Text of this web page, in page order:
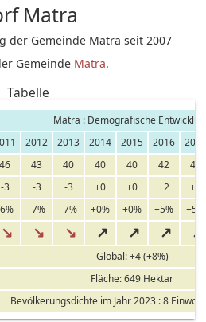
Matra
der Gemeinde Matra seit 2007
Gemeinde Matra.
Tabelle
Matra : Demografische
2012 2013 2014 2015 2016
46 43 40 40 40 42
44
-3 -3 -3 +0 +0 +2
+2
-7% -7% +0% +0% +5%
+5%
↘ ↘ ↘ ↗ ↗ ↗ ↗
Global: +4 (+8%)
Fläche: 649 Hektar
Bevölkerungsdichte im Jahr 2023 : 8